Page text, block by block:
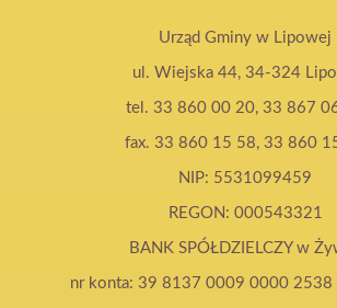
Urząd Gminy w Lipowej
ul. Wiejska 44, 34-324
tel. 33 860 00 20, 33 867
fax. 33 860 15 58, 33 860
NIP: 5531099459
REGON: 000543321
BANK SPÓŁDZIELCZY w
nr konta: 39 8137 0009 0000